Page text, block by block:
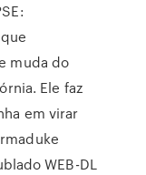
muda do
Ele faz
em virar
WEB-DL